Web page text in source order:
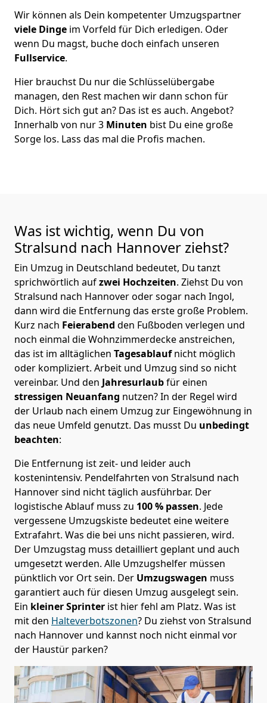
Wir können als Dein kompetenter Umzugspartner
viele Dinge im Vorfeld für Dich erledigen. Oder
wenn Du magst, buche doch einfach unseren
Fullservice.
Hier brauchst Du nur die Schlüsselübergabe
managen, den Rest machen wir dann schon für
Dich. Hört sich gut an? Das ist es auch. Angebot?
Innerhalb von nur 3 Minuten bist Du eine große
Sorge los. Lass das mal die Profis machen.
Was ist wichtig, wenn Du von
Stralsund nach Hannover ziehst?
Ein Umzug in Deutschland bedeutet, Du tanzt
sprichwörtlich aufzwei Hochzeiten. Ziehst Du von
Stralsund nach Hannover oder sogar nach Ingol,
dann wird die Entfernung das erste große Problem.
Kurz nach Feierabend den Fußboden verlegen und
noch einmal die Wohnzimmerdecke anstreichen,
das ist im alltäglichen Tagesablaufnicht möglich
oder kompliziert. Arbeit und Umzug sind so nicht
vereinbar. Und den Jahresurlaubfür einen
stressigen Neuanfang nutzen? In der Regel wird
der Urlaub nach einem Umzug zur Eingewöhnung in
das neue Umfeld genutzt. Das musst Du unbedingt
beachten:
Die Entfernung ist zeit- und leider auch
kostenintensiv. Pendelfahrten von Stralsund nach
Hannover sind nicht täglich ausführbar. Der
logistische Ablauf muss zu 100 % passen. Jede
vergessene Umzugskiste bedeutet eine weitere
Extrafahrt. Was die bei uns nicht passieren, wird.
Der Umzugstag muss detailliert geplant und auch
umgesetzt werden. Alle Umzugshelfer müssen
pünktlich vor Ort sein. Der Umzugswagen muss
garantiert auch für diesen Umzug ausgelegt sein.
Ein kleiner Sprinter ist hier fehl am Platz. Was ist
mit den Halteverbotszonen? Du ziehst von Stralsund
nach Hannover und kannst noch nicht einmal vor
der Haustür parken?